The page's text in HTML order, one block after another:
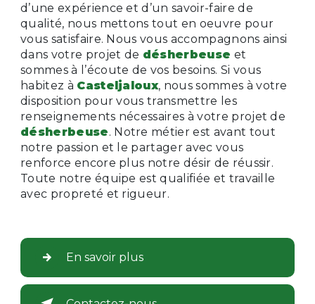
d’une expérience et d’un savoir-faire de
qualité, nous mettons tout en oeuvre pour
vous satisfaire. Nous vous accompagnons ainsi
dans votre projet de désherbeuse et
sommes à l’écoute de vos besoins. Si vous
habitez à Casteljaloux, nous sommes à votre
disposition pour vous transmettre les
renseignements nécessaires à votre projet de
désherbeuse. Notre métier est avant tout
notre passion et le partager avec vous
renforce encore plus notre désir de réussir.
Toute notre équipe est qualifiée et travaille
avec propreté et rigueur.
En savoir plus